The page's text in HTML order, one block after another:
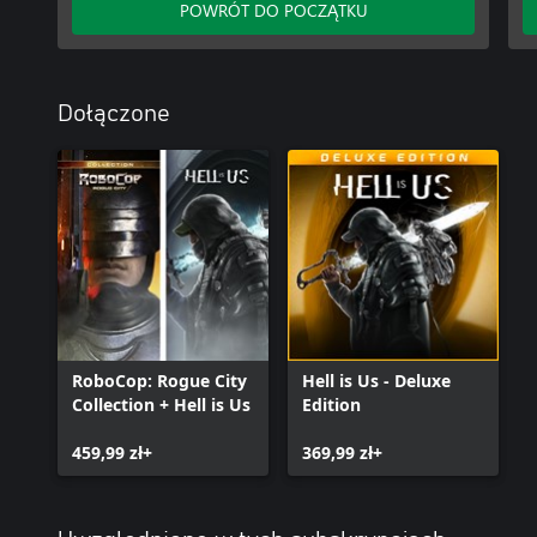
POWRÓT DO POCZĄTKU
Dołączone
RoboCop: Rogue City
Collection + Hell is Us
459,99 zł+
Hell is Us - Deluxe
Edition
369,99 zł+